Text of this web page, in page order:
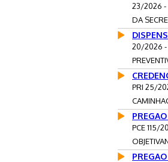
23/2026 -
DA
20/2026 -
PRI 25/
PCE 115/